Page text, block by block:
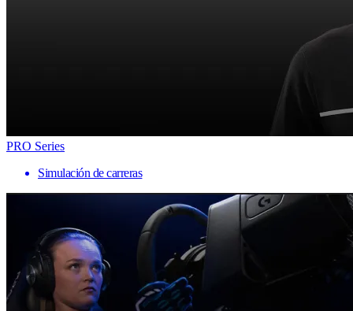
PRO Series
Simulación de carreras